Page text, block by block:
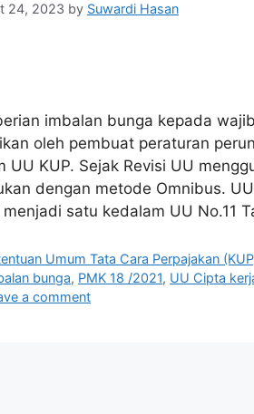
24, 2023 by Suwardi Hasan
imbalan bunga kepada
oleh pembuat peraturan
UU KUP. Sejak Revisi UU
dengan metode Omnibus.
menjadi satu kedalam UU No.11
Umum Tata Cara Perpajakan
bunga, PMK 18 /2021, UU Cipta
a comment